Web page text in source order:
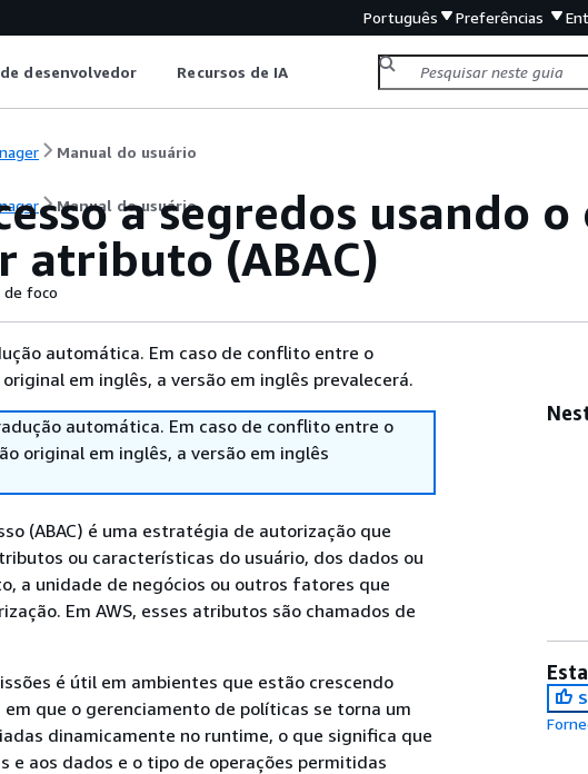
Português Preferências
desenvolvedor Recursos de IA
Manual do usuário
Manual do usuárioa segredos usando
atributo (ABAC)
de foco
automática. Em caso de conflito entre o
em inglês, a versão em inglês prevalecerá.
automática. Em caso de conflito entre o
original em inglês, a versão em inglês
(ABAC) é uma estratégia de autorização que
ou características do usuário, dos dados ou
a unidade de negócios ou outros fatores que
Em AWS, esses atributos são chamados de
é útil em ambientes que estão crescendo
que o gerenciamento de políticas se torna um
dinamicamente no runtime, o que significa que
e aos dados e o tipo de operações permitidas